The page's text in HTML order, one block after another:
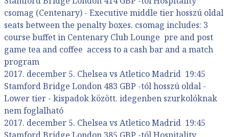
csomag (Centenary) - Executive middle tier hosszú oldal
seats between the penalty boxes. csomag includes: 3
course buffet in Centenary Club Lounge pre and post
game tea and coffee access to a cash bar and a match
program
2017. december 5. Chelsea vs Atletico Madrid 19:45
Stamford Bridge London 483 GBP -tól hosszú oldal -
Lower tier - kispadok között. idegenben szurkolóknak
nem foglalható
2017. december 5. Chelsea vs Atletico Madrid 19:45
Stamford Bridge London 385 GBP -tól Hospitality